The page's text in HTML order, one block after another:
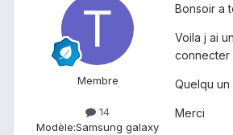
Membre
14
Modèle:Samsung galaxy
Bonsoir a
Voila j ai
connecter
Quelqu un
Merci